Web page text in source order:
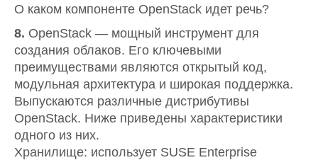
О каком компоненте OpenStack идет речь?
8. OpenStack — мощный инструмент для
создания облаков. Его ключевыми
преимуществами являются открытый код,
модульная архитектура и широкая поддержка.
Выпускаются различные дистрибутивы
OpenStack. Ниже приведены характеристики
одного из них.
Хранилище: использует SUSE Enterprise